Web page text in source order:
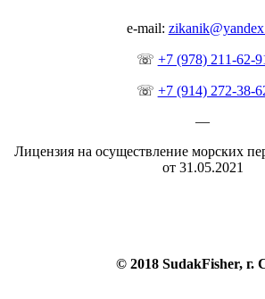
e-mail:
☏ +7 (978) 211-62-
☏ +7 (914) 272-38-
―
Лицензия на осуществление морских
от 31.05.2021
© 2018 SudakFisher, г.